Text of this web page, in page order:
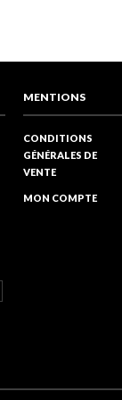
MENTIONS
CONDITIONS
GÉNÉRALES DE
VENTE
MON COMPTE